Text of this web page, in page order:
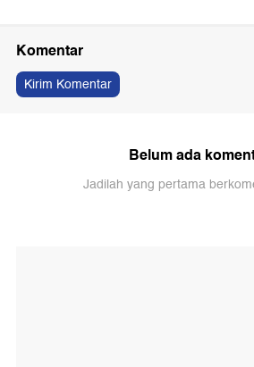
Komentar
Kirim Komentar
Belum ada
Jadilah yang pertama